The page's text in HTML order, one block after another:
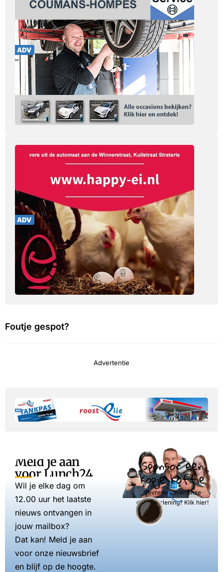
Foutje gespot?
Advertentie
Meld je aan
voor Lunch24
Wil je elke dag om
12.00 uur het laatste
nieuws ontvangen in
jouw mailbox?
Dat kan! Meld je aan
voor onze nieuwsbrief
en blijf op de hoogte.
Sponsor een
kopje koffie
Tevreden over onze
dienstverlening? Klik hier!